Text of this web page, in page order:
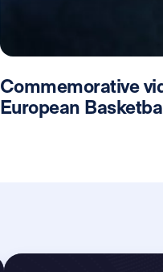
Commemorative
European